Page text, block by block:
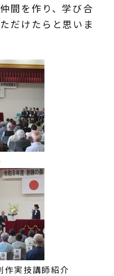
間を作り、学び合
だけたらと思いま
作実技講師紹介